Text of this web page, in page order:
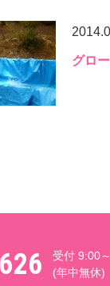
グロ
受付 9:00
(年中無休)
み)